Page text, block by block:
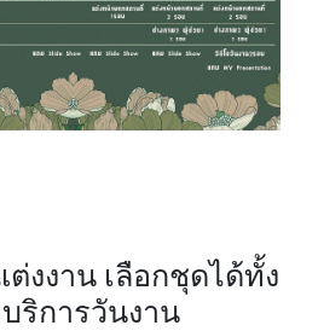
งงาน เลือกชุดได้ทั้ง
ริการวันงาน